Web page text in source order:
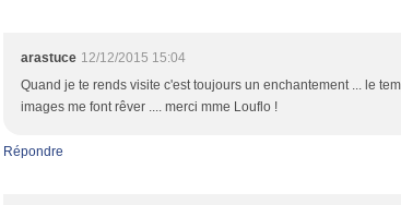
arastuce 12/12/2015 15:04
Quand je te rends visite c'est toujours un enchantement ... le
images me font rêver .... merci mme Louflo !
Répondre